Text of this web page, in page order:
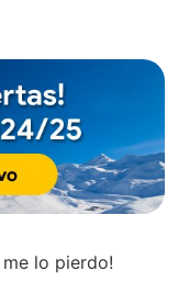
lo pierdo!